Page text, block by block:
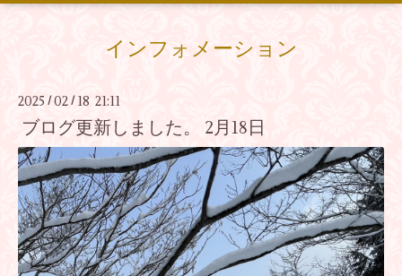
インフォメーション
2025 /02 / 18 21:11
ブログ更新しました。 2月18日